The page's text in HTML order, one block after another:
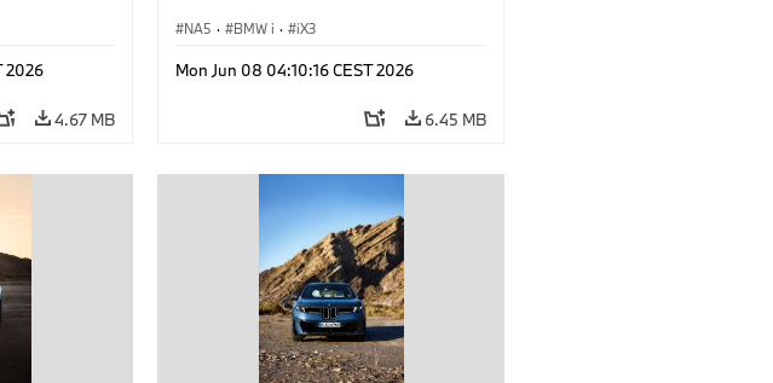
2026
4.67 MB
NA5 · BMW i · iX3
Mon Jun 08 04:10:16 CEST 2026
6.45 MB